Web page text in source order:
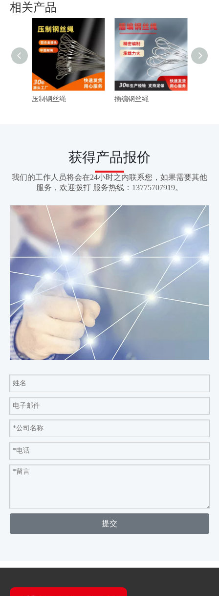
相关产品
压制钢丝绳 插编钢丝绳
获得产品报价
我们的工作人员将会在24小时之内联系您，如果需要其他
服务，欢迎拨打 服务热线：13775707919。
提交